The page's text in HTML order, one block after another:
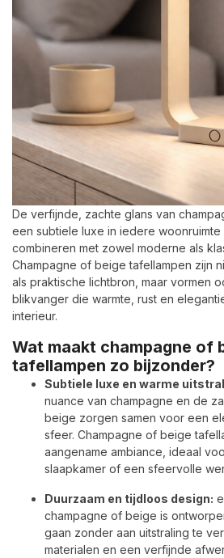
De verfijnde, zachte glans van
een subtiele luxe in iedere
combineren met zowel moderne als
Champagne of beige tafellampen zijn
als praktische lichtbron, maar vormen
blikvanger die warmte, rust en
interieur.
Wat maakt champagne of
tafellampen zo bijzonder?
Subtiele luxe en warme
nuance van champagne en de
beige zorgen samen voor een
sfeer. Champagne of beige
aangename ambiance, ideaal
slaapkamer of een sfeervolle
Duurzaam en tijdloos design:
champagne of beige is
gaan zonder aan uitstraling te
materialen en een verfijnde